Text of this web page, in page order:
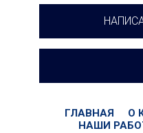
ГЛАВНАЯ О
НАШИ